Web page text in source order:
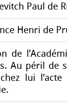
Paul de
Henri de
de
Au péril de
lui